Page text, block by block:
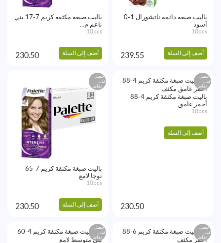
باليت صبغة دائمة ناتشورال 1-0
أسود
10pcs
أضف إلى السلة 239.55
باليت صبغة مكثفة كريم 7-17 بني
ناعم م...
10pcs
أضف إلى السلة 230.50
احصل
على
نقاط
باليت صبغة مكثفة كريم 4-88
أحمر غامق ...
10pcs
أضف إلى السلة
230.50
احصل
على
نقاط
باليت صبغة مكثفة كريم 7-65
نوجا لامع
10pcs
أضف إلى السلة 230.50
احصل
على
نقاط
احصل
على
نقاط